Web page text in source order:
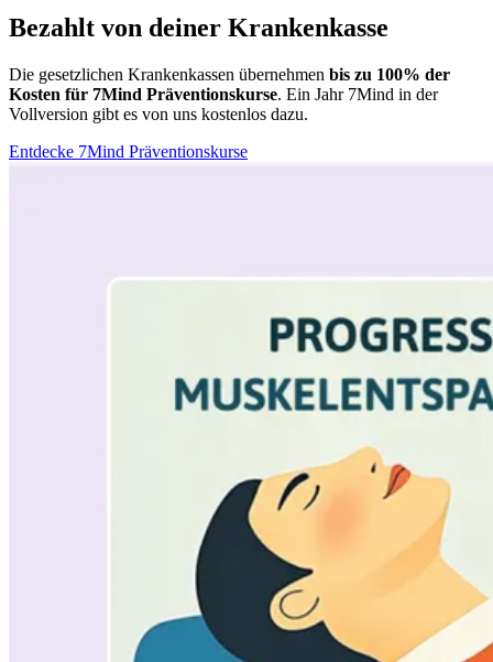
Bezahlt von deiner Krankenkasse
Die gesetzlichen Krankenkassen übernehmen bis zu 100% der
Kosten für 7Mind Präventionskurse. Ein Jahr 7Mind in der
Vollversion gibt es von uns kostenlos dazu.
Entdecke 7Mind Präventionskurse